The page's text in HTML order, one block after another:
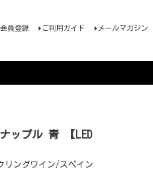
会員登録 ご利用ガイド メールマガジン
ップル 青 【LED
リングワイン/スペイン